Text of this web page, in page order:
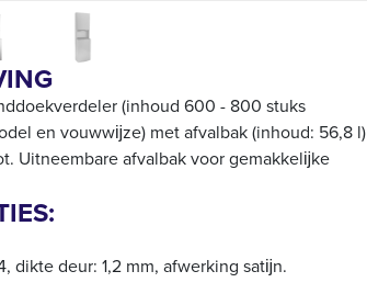
(inhoud 600 - 800 stuks
en vouwwĳze) met afvalbak (inhoud: 56,8 l)
Uitneembare afvalbak voor gemakkelĳke
dikte deur: 1,2 mm, afwerking satĳn.